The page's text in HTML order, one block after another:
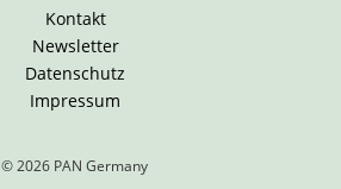
Kontakt
Newsletter
Datenschutz
Impressum
© 2026 PAN Germany